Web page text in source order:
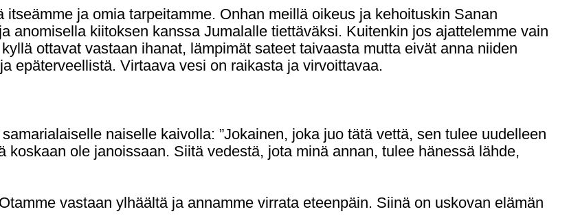
ja omia tarpeitamme. Onhan meillä oikeus ja kehoituskin Sanan
anomisella kiitoksen kanssa Jumalalle tiettäväksi. Kuitenkin jos ajattelemme vain
ottavat vastaan ihanat, lämpimät sateet taivaasta mutta eivät anna niiden
epäterveellistä. Virtaava vesi on raikasta ja virvoittavaa.
naiselle kaivolla: ”Jokainen, joka juo tätä vettä, sen tulee uudelleen
ole janoissaan. Siitä vedestä, jota minä annan, tulee hänessä lähde,
vastaan ylhäältä ja annamme virrata eteenpäin. Siinä on uskovan elämän